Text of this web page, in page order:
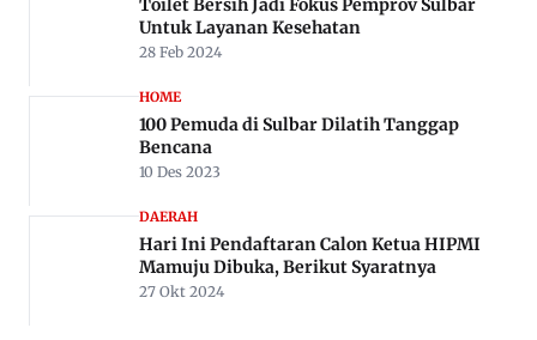
Rekomendasi Untuk Anda
PERISTIWA
Begini Pesan Terakhir Karyawati Koperasi di
Pasangkayu Sebelum Ditemukan Tewas